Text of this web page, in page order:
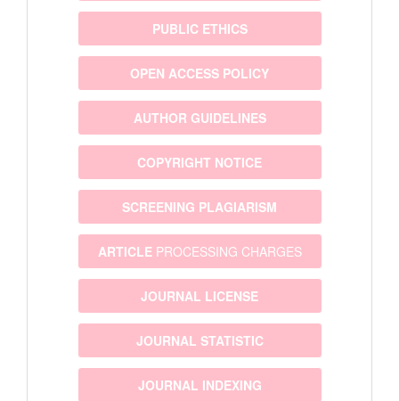
PUBLIC ETHICS
OPEN ACCESS POLICY
AUTHOR GUIDELINES
COPYRIGHT NOTICE
SCREENING PLAGIARISM
ARTICLEPROCESSING CHARGES
JOURNAL LICENSE
JOURNAL STATISTIC
JOURNAL INDEXING